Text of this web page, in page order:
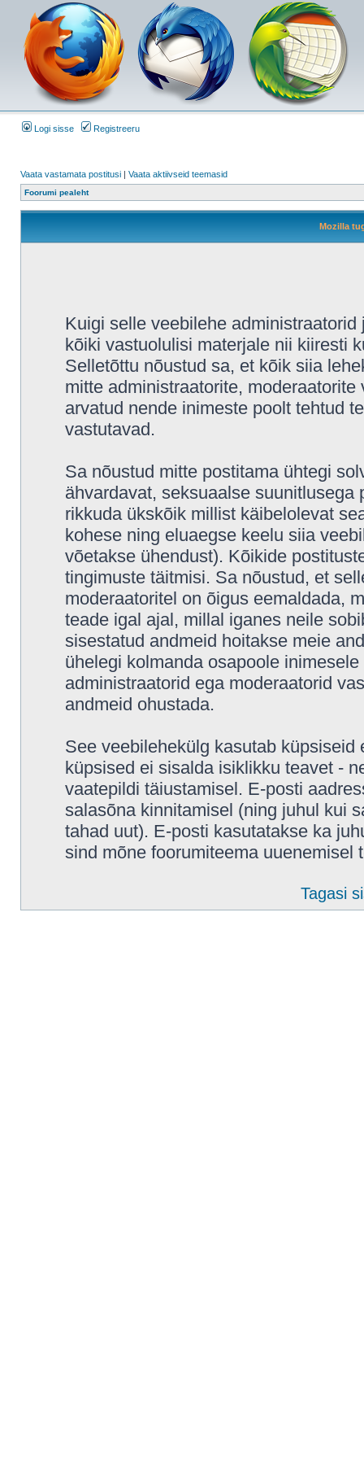
Logi sisse Registreeru
Vaata vastamata postitusi | Vaata aktiivseid teemasid
Foorumi pealeht
Mozilla
Kuigi selle veebilehe
kõiki vastuolulisi materjale nii kiiresti
Selletõttu nõustud sa, et kõik siia
mitte administraatorite,
arvatud nende inimeste poolt tehtud
vastutavad.
Sa nõustud mitte postitama ühtegi
ähvardavat, seksuaalse
rikkuda ükskõik millist käibelolevat
kohese ning eluaegse keelu siia
võetakse ühendust). Kõikide
tingimuste täitmisi. Sa nõustud, et
moderaatoritel on õigus eemaldada,
teade igal ajal, millal iganes neile
sisestatud andmeid hoitakse meie
ühelegi kolmanda osapoole
administraatorid ega moderaatorid
andmeid ohustada.
See veebilehekülg kasutab
küpsised ei sisalda isiklikku teavet -
vaatepildi täiustamisel. E-posti
salasõna kinnitamisel (ning juhul kui
tahad uut). E-posti kasutatakse ka
sind mõne foorumiteema uuenemisel
Tagasi